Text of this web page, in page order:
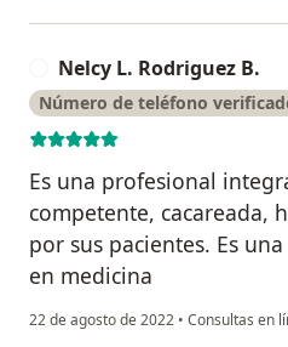
Nelcy L. Rodriguez B.
Número de teléfono
Es una profesional
competente, cacareada,
por sus pacientes. Es
en medicina
22 de agosto de 2022 • Consultas en